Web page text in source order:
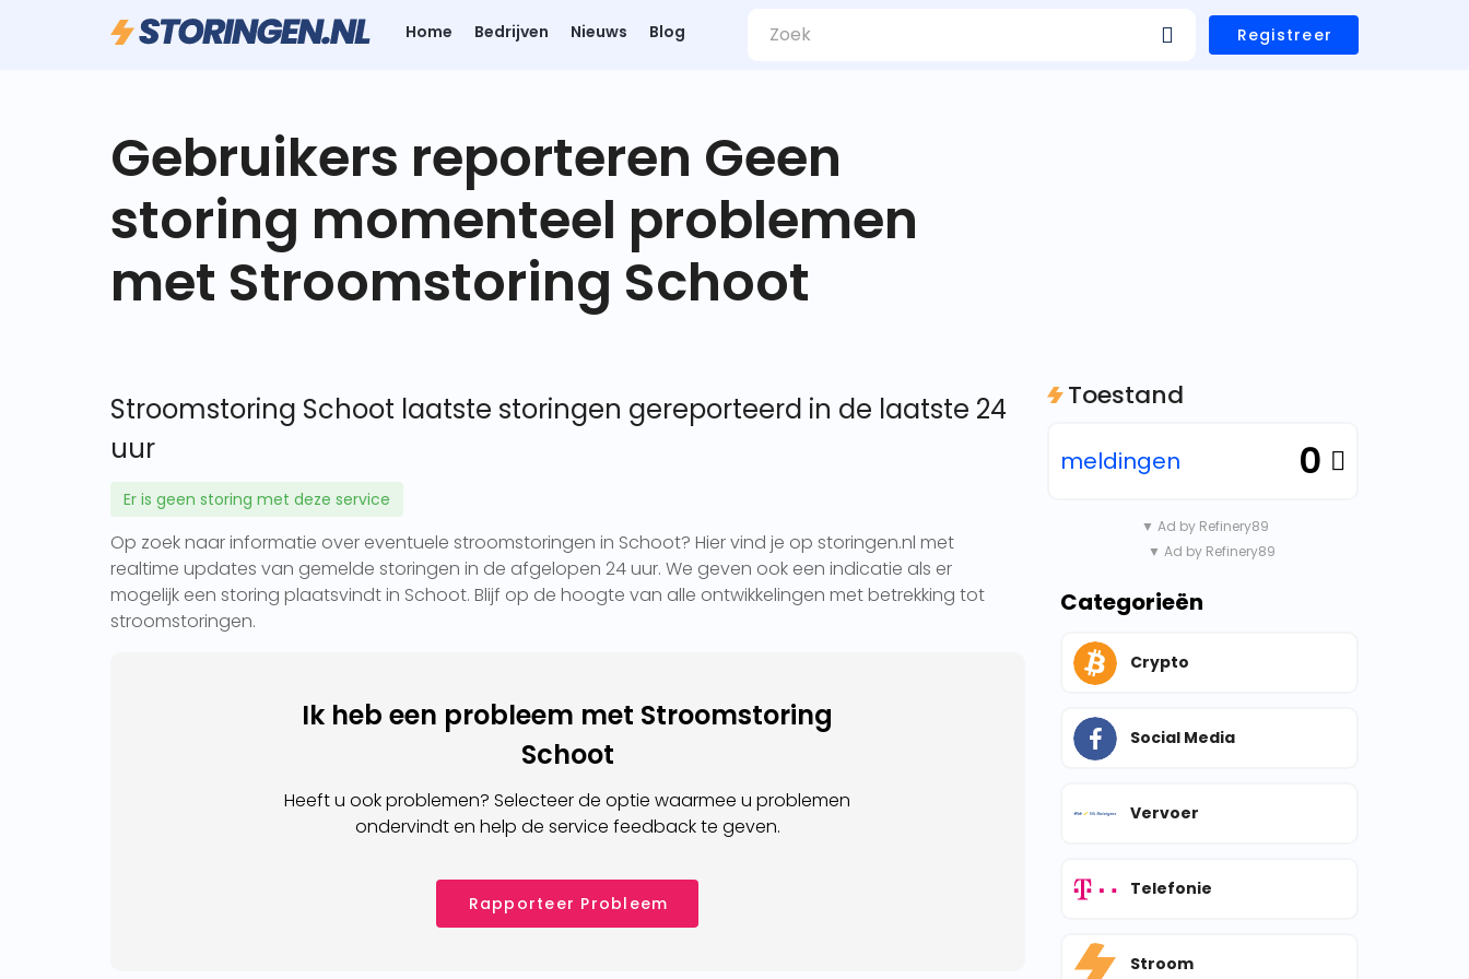
Home Bedrijven Nieuws Blog Registreer
Gebruikers reporteren Geen
storing momenteel problemen
met Stroomstoring Schoot
Stroomstoring Schoot laatste storingen gereporteerd in de laatste 24
uur
Er is geen storing met deze service
Op zoek naar informatie over eventuele stroomstoringen in Schoot? Hier vind je op storingen.nl met
realtime updates van gemelde storingen in de afgelopen 24 uur. We geven ook een indicatie als er
mogelijk een storing plaatsvindt in Schoot. Blijf op de hoogte van alle ontwikkelingen met betrekking tot
stroomstoringen.
Ik heb een probleem met Stroomstoring
Schoot
Heeft u ook problemen? Selecteer de optie waarmee u problemen
ondervindt en help de service feedback te geven.
Rapporteer Probleem
Toestand
meldingen 0
▼ Ad by Refinery89
▼ Ad by Refinery89
Categorieën
Crypto
Social Media
Vervoer
Telefonie
Stroom